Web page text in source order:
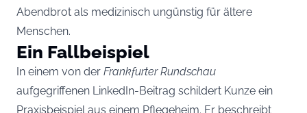
Abendbrot als medizinisch ungünstig für ältere
Menschen.
Ein Fallbeispiel
In einem von der Frankfurter Rundschau
aufgegriffenen LinkedIn-Beitrag schildert Kunze ein
Praxisbeispiel aus einem Pflegeheim. Er beschreibt